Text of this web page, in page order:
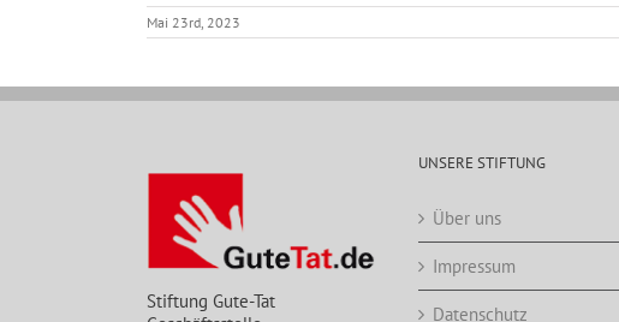
Mai 23rd, 2023
Stiftung Gute-Tat
UNSERE STIFTUNG
Über uns
Impressum
Datenschutz